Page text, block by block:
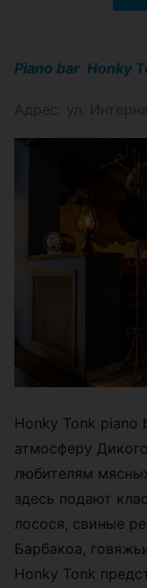
Piano bar Honky
Адрес: ул.
Honky Tonk piano
атмосферу
любителям
здесь подают
лосося, свиные
Барбакоа,
Honky Tonk